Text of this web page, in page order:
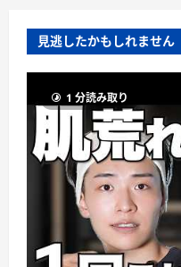
見逃したかもしれません
1 分読み取り